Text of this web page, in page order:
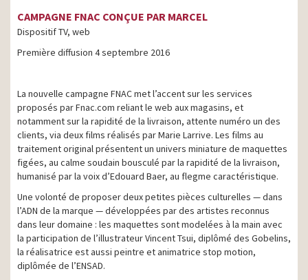
CAMPAGNE FNAC CONÇUE PAR MARCEL
Dispositif TV, web
Première diffusion 4 septembre 2016
La nouvelle campagne FNAC met l’accent sur les services
proposés par Fnac.com reliant le web aux magasins, et
notamment sur la rapidité de la livraison, attente numéro un des
clients, via deux films réalisés par Marie Larrive. Les films au
traitement original présentent un univers miniature de maquettes
figées, au calme soudain bousculé par la rapidité de la livraison,
humanisé par la voix d’Edouard Baer, au flegme caractéristique.
Une volonté de proposer deux petites pièces culturelles — dans
l’ADN de la marque — développées par des artistes reconnus
dans leur domaine : les maquettes sont modelées à la main avec
la participation de l’illustrateur Vincent Tsui, diplômé des Gobelins,
la réalisatrice est aussi peintre et animatrice stop motion,
diplômée de l’ENSAD.